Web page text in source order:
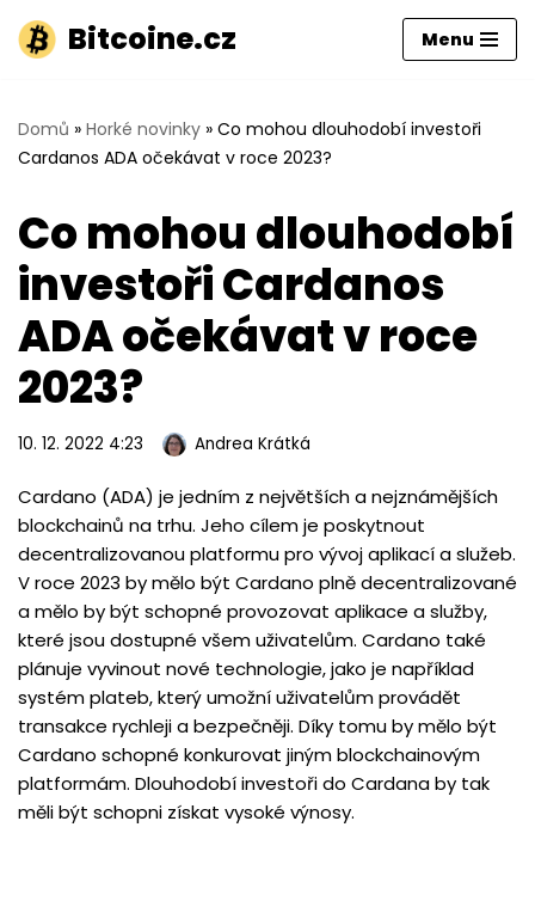
Přeskočit
obsah
Bitcoine.cz Menu
Domů » Horké novinky » Co mohou dlouhodobí investoři
Cardanos ADA očekávat v roce 2023?
Co mohou dlouhodobí
investoři Cardanos
ADA očekávat v roce
2023?
10. 12. 2022 4:23 Andrea Krátká
Cardano (ADA) je jedním z největších a nejznámějších
blockchainů na trhu. Jeho cílem je poskytnout
decentralizovanou platformu pro vývoj aplikací a služeb.
V roce 2023 by mělo být Cardano plně decentralizované
a mělo by být schopné provozovat aplikace a služby,
které jsou dostupné všem uživatelům. Cardano také
plánuje vyvinout nové technologie, jako je například
systém plateb, který umožní uživatelům provádět
transakce rychleji a bezpečněji. Díky tomu by mělo být
Cardano schopné konkurovat jiným blockchainovým
platformám. Dlouhodobí investoři do Cardana by tak
měli být schopni získat vysoké výnosy.